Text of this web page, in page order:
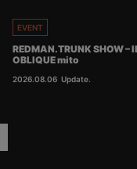
EVENT
REDMAN.TRUNK SHOW
OBLIQUE mito
2026.08.06 Update.